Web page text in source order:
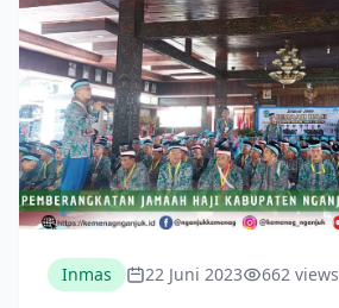
Inmas 22 Juni 2023 662 views